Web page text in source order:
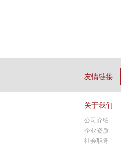
友情链接
关于我们
公司介绍
企业资质
社会职务